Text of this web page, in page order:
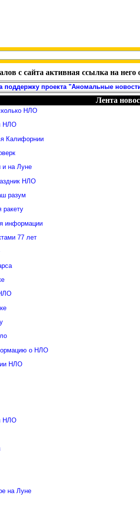
с сайта активная ссылка на него
поддержку проекта "Аномальные
Лента
НЛО
НЛО
Калифорнии
и на Луне
НЛО
разум
ракету
информации
77 лет
о НЛО
НЛО
НЛО
на Луне